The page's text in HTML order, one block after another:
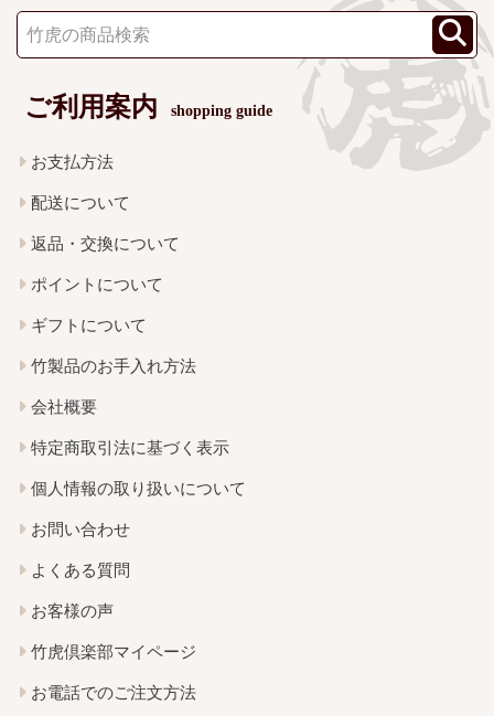
ご利用案内 shopping guide
お支払方法
配送について
返品・交換について
ポイントについて
ギフトについて
竹製品のお手入れ方法
会社概要
特定商取引法に基づく表示
個人情報の取り扱いについて
お問い合わせ
よくある質問
お客様の声
竹虎倶楽部マイページ
お電話でのご注文方法